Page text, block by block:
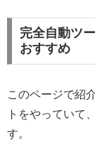
完全自動ツ
おすすめ
このページで紹
トをやっていて
す。